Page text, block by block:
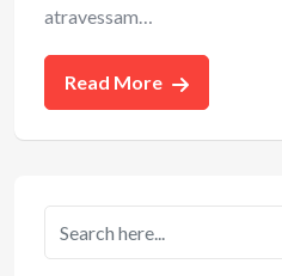
atravessam…
Read More